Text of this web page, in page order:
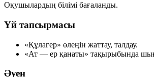
Оқушылардың білімі бағаланды.
Үй тапсырмасы
«Құлагер» өлеңін жаттау, талдау.
«Ат — ер қанаты» тақырыбында
Әуен